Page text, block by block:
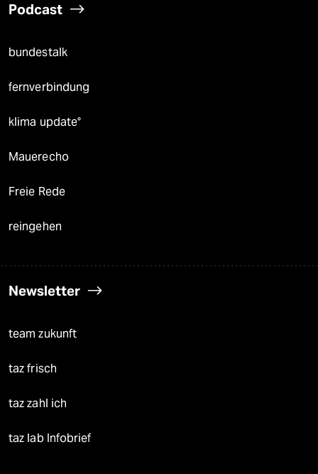
Podcast
bundestalk
fernverbindung
klima update°
Mauerecho
Freie Rede
reingehen
Newsletter
team zukunft
taz frisch
taz zahl ich
taz lab Infobrief